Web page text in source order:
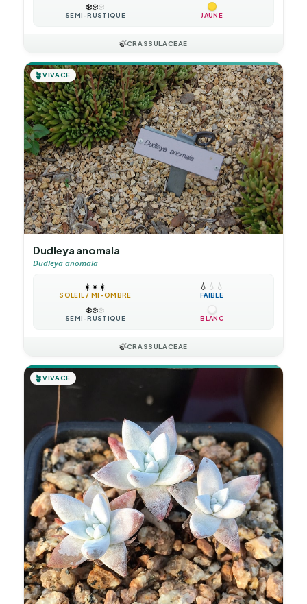
❄️❄️❄️
SEMI-RUSTIQUE JAUNE
🍃CRASSULACEAE
🪴VIVACE
Dudleya anomala
Dudleya anomala
☀️☀️☀️
SOLEIL / MI-OMBRE
💧 💧 💧
FAIBLE
❄️❄️❄️
SEMI-RUSTIQUE BLANC
🍃CRASSULACEAE
🪴VIVACE